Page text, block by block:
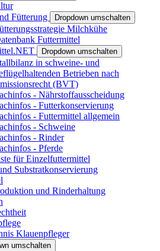
Fütterung
Dropdown umschalten
Milchkühe
Futtermittel
Dropdown umschalten
in schweine- und
Betrieben nach
(BVT)
- Nährstoffausscheidung
- Futterkonservierung
- Futtermittel allgemein
- Schweine
- Rinder
- Pferde
für Einzelfuttermittel
Substratkonservierung
und Rinderhaltung
Klauenpfleger
umschalten